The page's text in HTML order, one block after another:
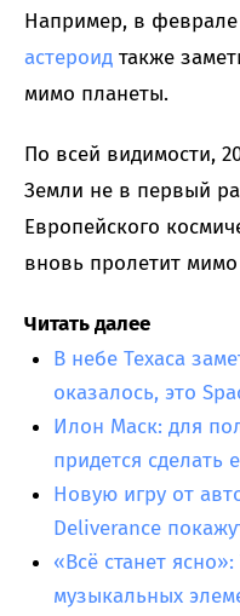
Например, в феврале
астероид также
мимо планеты.
По всей видимости,
Земли не в первый
Европейского
вновь пролетит
Читать далее
В небе Техаса
оказалось, это
Илон Маск: для
придется
Новую игру от
Deliverance
«Всё станет
музыкальных